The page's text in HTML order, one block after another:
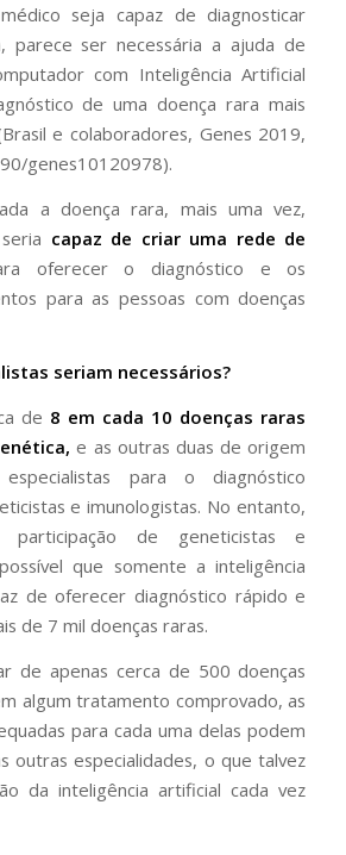
seja capaz de diagnosticar
parece ser necessária a ajuda de
com Inteligência Artificial
de uma doença rara mais
e colaboradores, Genes 2019,
genes10120978).
a doença rara, mais uma vez,
capaz de criar uma rede de
oferecer o diagnóstico e os
para as pessoas com doenças
seriam necessários?
de 8 em cada 10 doenças raras
e as outras duas de origem
para o diagnóstico
e imunologistas. No entanto,
de geneticistas e
que somente a inteligência
de oferecer diagnóstico rápido e
de 7 mil doenças raras.
de apenas cerca de 500 doenças
algum tratamento comprovado, as
para cada uma delas podem
outras especialidades, o que talvez
da inteligência artificial cada vez